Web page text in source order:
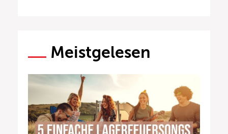
Meistgelesen